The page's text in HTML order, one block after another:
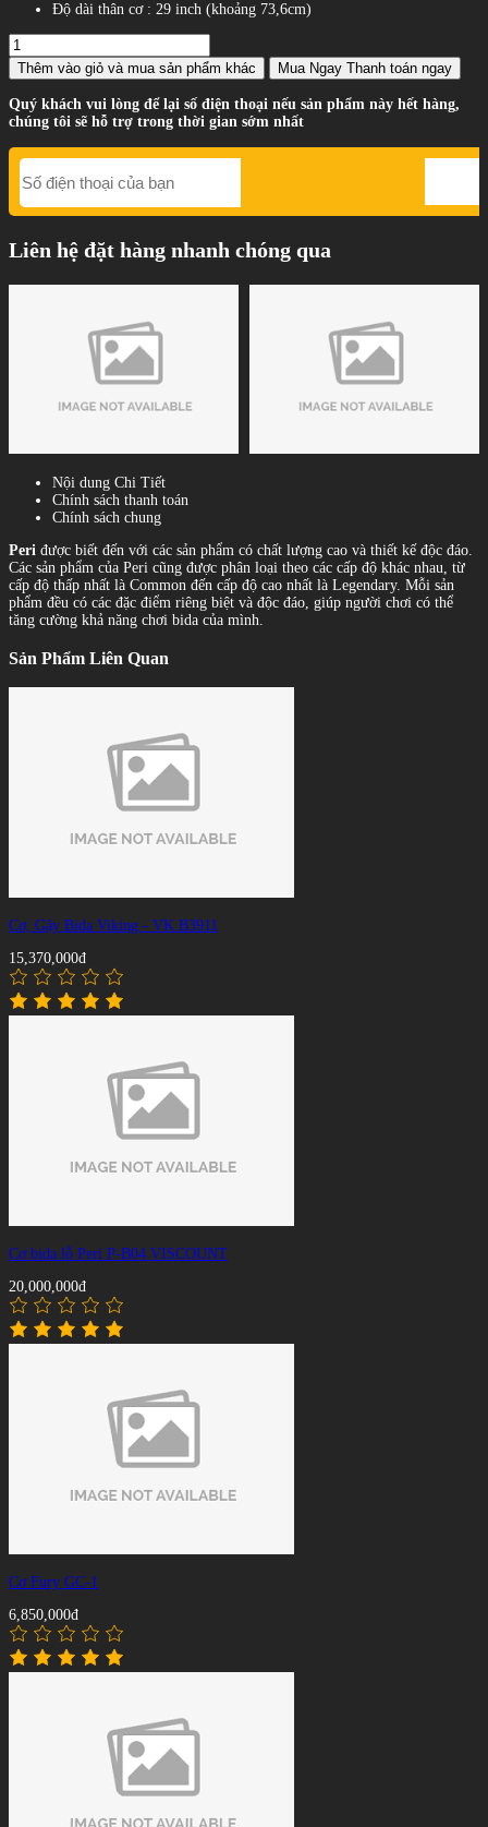
Độ dài thân cơ : 29 inch (khoảng 73,6cm)
Thêm vào giỏ và mua sản phẩm khác Mua Ngay Thanh toán ngay
Quý khách vui lòng để lại số điện thoại nếu sản phẩm này hết hàng,
chúng tôi sẽ hỗ trợ trong thời gian sớm nhất
Liên hệ đặt hàng nhanh chóng qua
Nội dung Chi Tiết
Chính sách thanh toán
Chính sách chung
Peri được biết đến với các sản phẩm có chất lượng cao và thiết kế độc đáo.
Các sản phẩm của Peri cũng được phân loại theo các cấp độ khác nhau, từ
cấp độ thấp nhất là Common đến cấp độ cao nhất là Legendary. Mỗi sản
phẩm đều có các đặc điểm riêng biệt và độc đáo, giúp người chơi có thể
tăng cường khả năng chơi bida của mình.
Sản Phẩm Liên Quan
Cơ, Gậy Bida Viking - VK B3911
15,370,000đ
Cơ bida lỗ Peri P-B04 VISCOUNT
20,000,000đ
Cơ Fury GC-1
6,850,000đ